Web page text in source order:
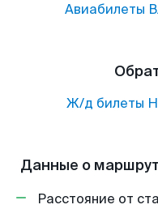
Авиабилеты
Ж/д билеты
Данные о
Расстояние от